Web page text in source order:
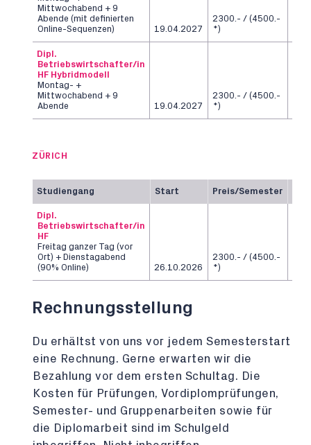
Mittwochabend + 9
Abende (mit definierten
Online-Sequenzen)
19.04.2027
2300.- / (4500.-
*)
Dipl.
Betriebswirtschafter/in
HF Hybridmodell
Montag- +
Mittwochabend + 9
Abende
19.04.2027
2300.- / (4500.-
*)
ZÜRICH
Studiengang Start Preis/Semester
Dipl.
Betriebswirtschafter/in
HF
Freitag ganzer Tag (vor
Ort) + Dienstagabend
(90% Online)
26.10.2026
2300.- / (4500.-
*)
Rechnungsstellung
Du erhältst von uns vor jedem Semesterstart
eine Rechnung. Gerne erwarten wir die
Bezahlung vor dem ersten Schultag. Die
Kosten für Prüfungen, Vordiplomprüfungen,
Semester- und Gruppenarbeiten sowie für
die Diplomarbeit sind im Schulgeld